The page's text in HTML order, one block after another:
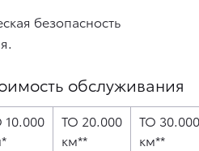
безопасность
обслуживания
10.000
ТО 20.000
км**
ТО 30.000
км**